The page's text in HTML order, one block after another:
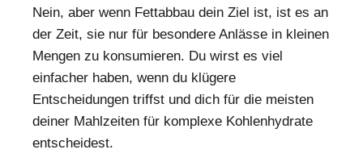
Nein, aber wenn Fettabbau dein Ziel ist, ist es an
der Zeit, sie nur für besondere Anlässe in kleinen
Mengen zu konsumieren. Du wirst es viel
einfacher haben, wenn du klügere
Entscheidungen triffst und dich für die meisten
deiner Mahlzeiten für komplexe Kohlenhydrate
entscheidest.